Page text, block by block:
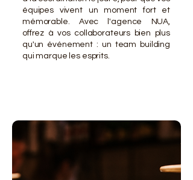
équipes vivent un moment fort et
mémorable. Avec l'agence NUA,
offrez à vos collaborateurs bien plus
qu'un événement : un team building
qui marque les esprits.